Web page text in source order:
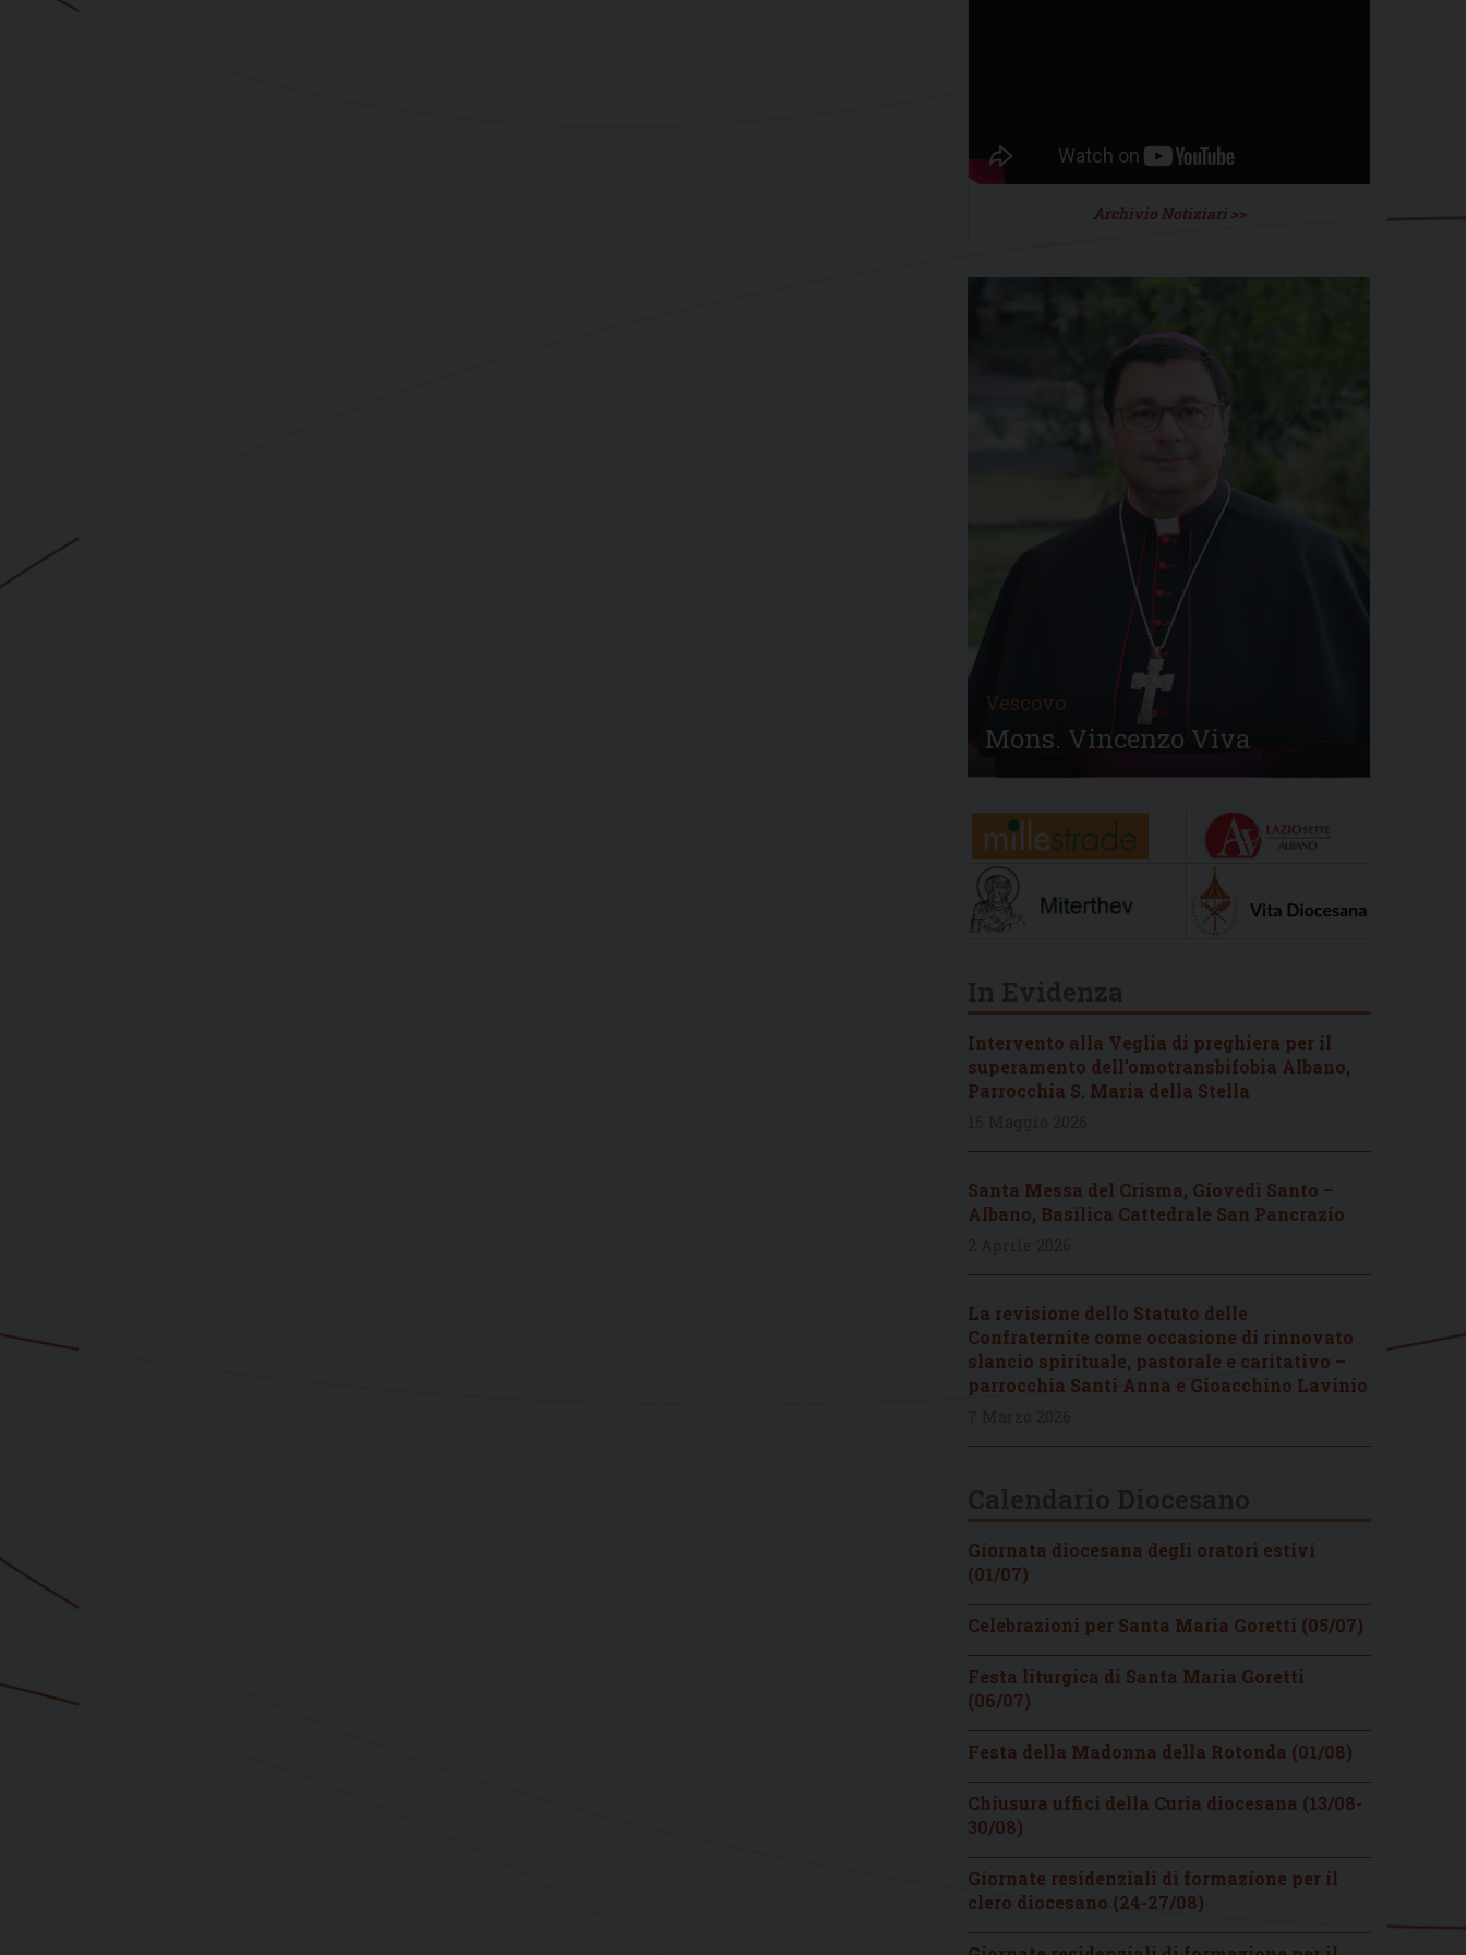
Archivio Notiziari >>
Vescovo
Mons. Vincenzo Viva
Intervento alla Veglia di preghiera per il
superamento dell’omotransbifobia Albano,
Parrocchia S. Maria della Stella
Santa Messa del Crisma, Giovedì Santo –
Albano, Basilica Cattedrale San Pancrazio
La revisione dello Statuto delle
Confraternite come occasione di rinnovato
slancio spirituale, pastorale e caritativo –
parrocchia Santi Anna e Gioacchino Lavinio
Giornata diocesana degli oratori estivi
(01/07)
Celebrazioni per Santa Maria Goretti (05/07)
Festa liturgica di Santa Maria Goretti
(06/07)
Festa della Madonna della Rotonda (01/08)
Chiusura uffici della Curia diocesana (13/08-
30/08)
Giornate residenziali di formazione per il
clero diocesano (24-27/08)